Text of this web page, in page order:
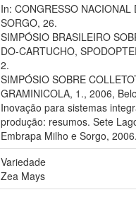
In: CONGRESSO NACIONAL
SORGO, 26.
SIMPÓSIO BRASILEIRO
DO-CARTUCHO,
2.
SIMPÓSIO SOBRE
GRAMINICOLA, 1., 2006,
Inovação para sistemas
produção: resumos. Sete
Embrapa Milho e Sorgo,
Variedade
Zea Mays